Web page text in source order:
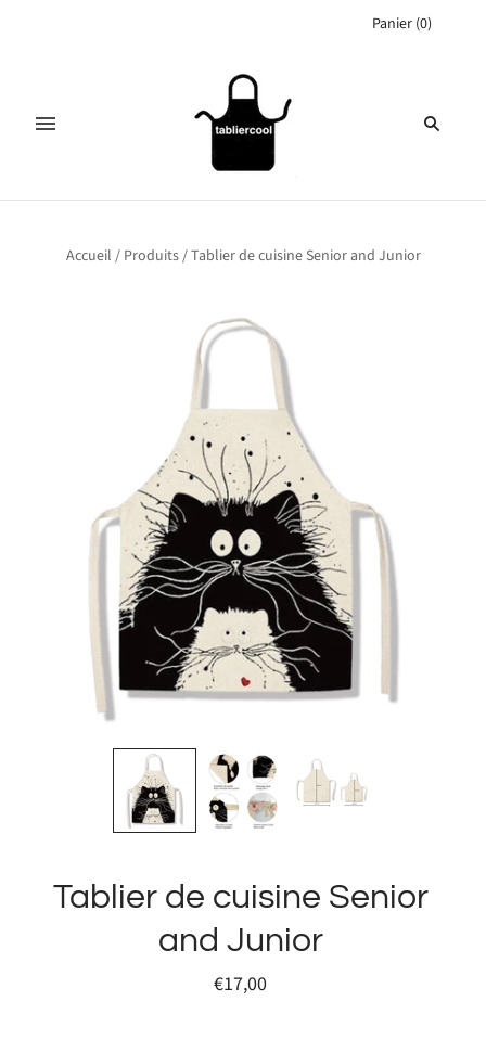
Panier (0)
Accueil / Produits/Tablier de cuisine Senior and Junior
Tablier de cuisine Senior
and Junior
€17,00